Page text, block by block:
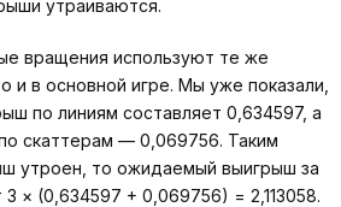
утраиваются.
вращения используют те же
и в основной игре. Мы уже показали,
по линиям составляет 0,634597, а
скаттерам — 0,069756. Таким
утроен, то ожидаемый выигрыш за
× (0,634597 + 0,069756) = 2,113058.